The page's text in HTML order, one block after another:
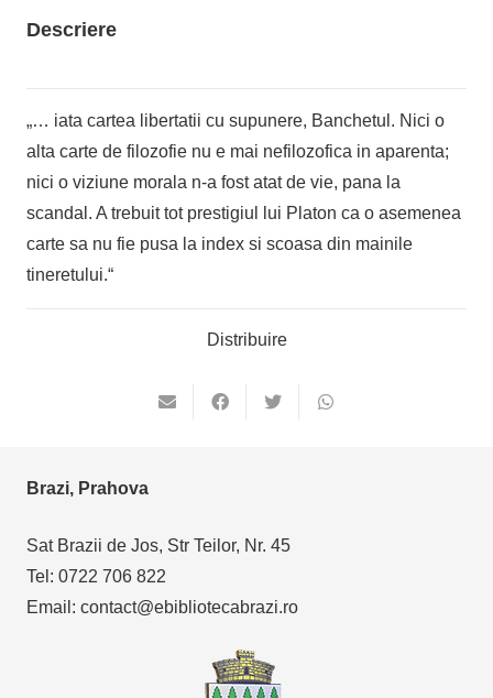
Descriere
„… iata cartea libertatii cu supunere, Banchetul. Nici o
alta carte de filozofie nu e mai nefilozofica in aparenta;
nici o viziune morala n-a fost atat de vie, pana la
scandal. A trebuit tot prestigiul lui Platon ca o asemenea
carte sa nu fie pusa la index si scoasa din mainile
tineretului.“
Distribuire
Brazi, Prahova
Sat Brazii de Jos, Str Teilor, Nr. 45
Tel: 0722 706 822
Email: contact@ebibliotecabrazi.ro